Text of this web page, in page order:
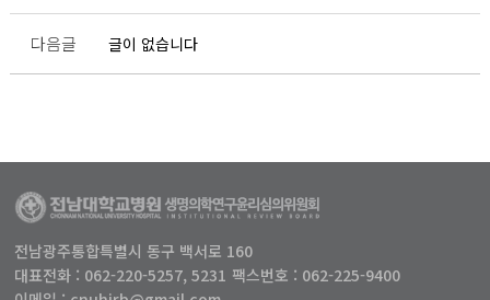
다음글 글이 없습니다
전남광주통합특별시 동구 백서로 160
대표전화 : 062-220-5257, 5231 팩스번호 : 062-225-9400